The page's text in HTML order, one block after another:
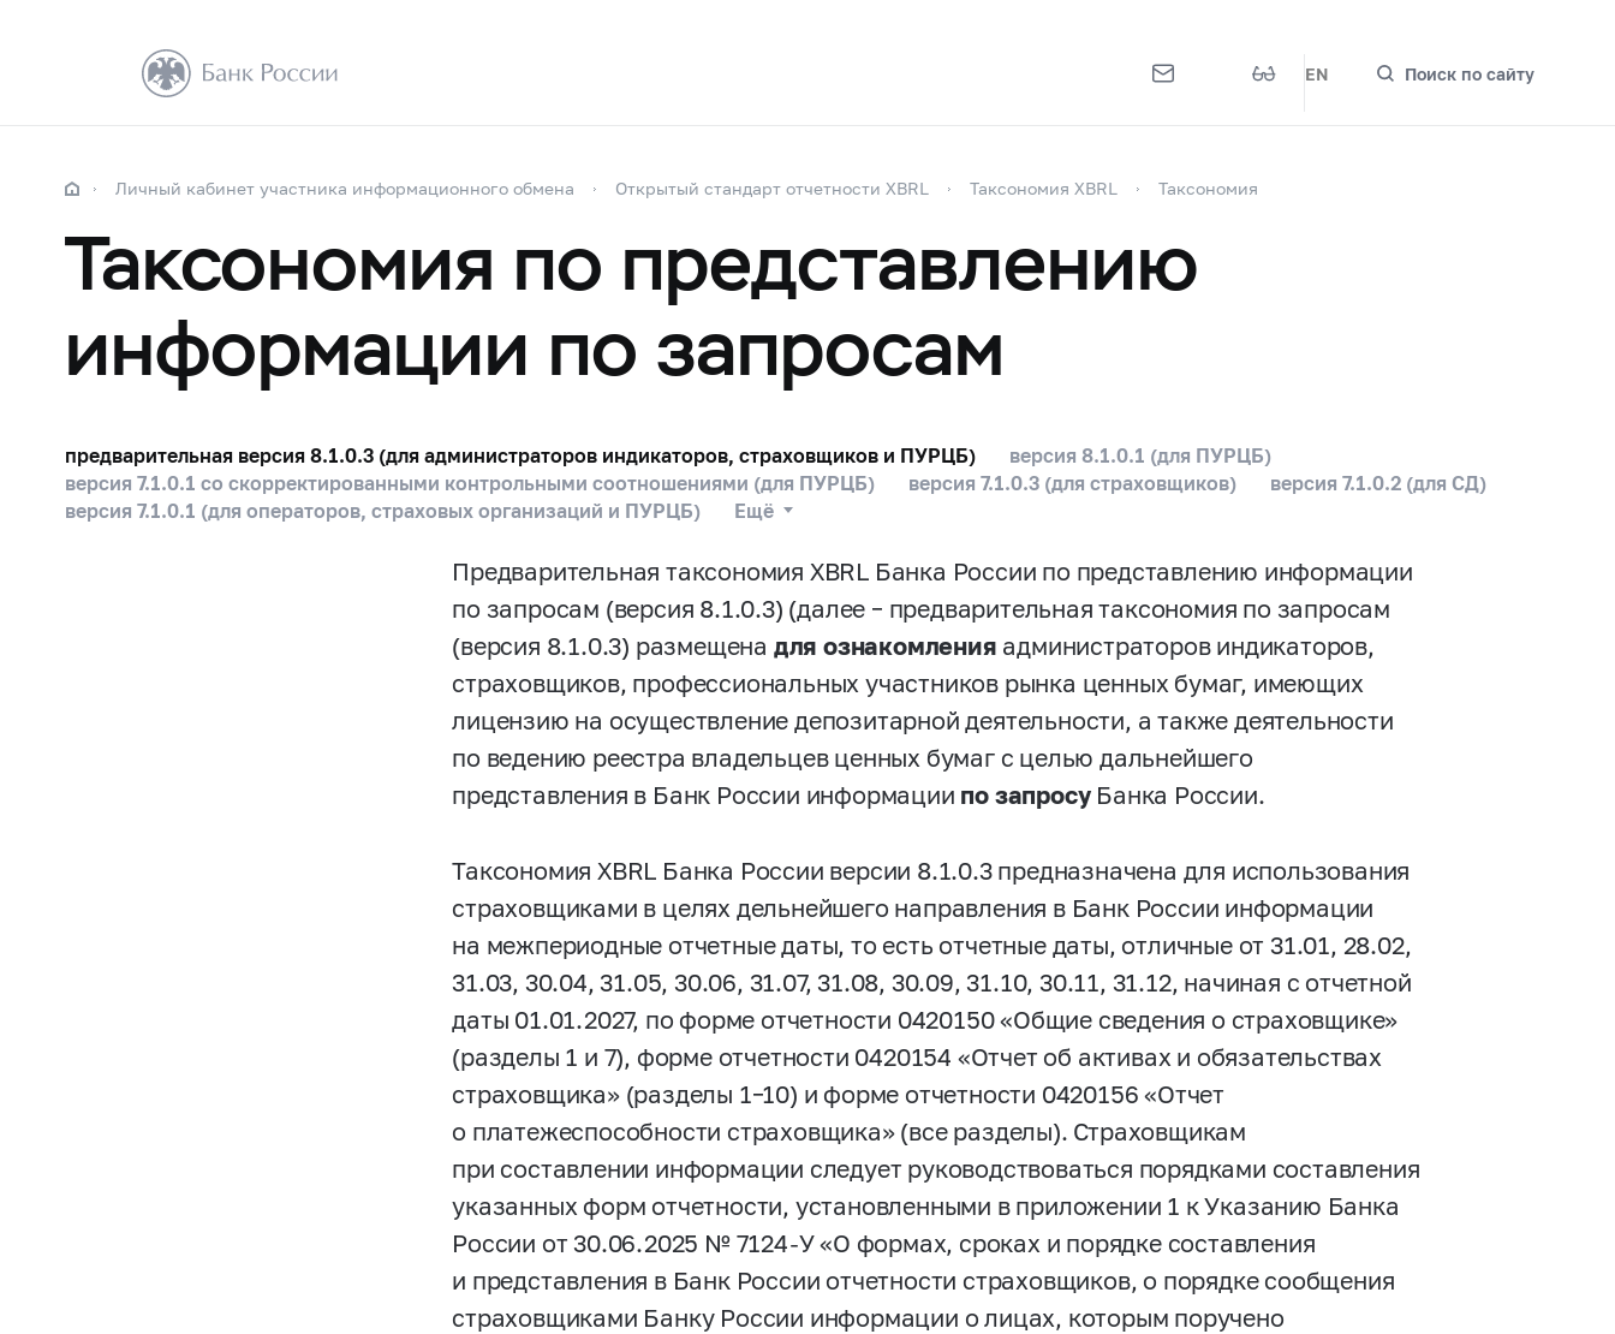
EN Поиск по сайту
Личный кабинет участника информационного обмена Открытый стандарт отчетности XBRL Таксономия XBRL Таксономия
Таксономия по представлению
информации по запросам
предварительная версия 8.1.0.3 (для администраторов индикаторов, страховщиков и ПУРЦБ)
версия 8.1.0.1 (для ПУРЦБ)
версия 7.1.0.1 со скорректированными контрольными соотношениями (для ПУРЦБ)
версия 7.1.0.3 (для страховщиков)
версия 7.1.0.2 (для СД)
версия 7.1.0.1 (для операторов, страховых организаций и ПУРЦБ)
Ещё
Предварительная таксономия XBRL Банка России по представлению информации
по запросам (версия 8.1.0.3) (далее – предварительная таксономия по запросам
(версия 8.1.0.3) размещена для ознакомления администраторов индикаторов,
страховщиков, профессиональных участников рынка ценных бумаг, имеющих
лицензию на осуществление депозитарной деятельности, а также деятельности
по ведению реестра владельцев ценных бумаг с целью дальнейшего
представления в Банк России информации по запросуБанка России.
Таксономия XBRL Банка России версии 8.1.0.3 предназначена для использования
страховщиками в целях дельнейшего направления в Банк России информации
на межпериодные отчетные даты, то есть отчетные даты, отличные от 31.01, 28.02,
31.03, 30.04, 31.05, 30.06, 31.07, 31.08, 30.09, 31.10, 30.11, 31.12, начиная с отчетной
даты 01.01.2027, по форме отчетности 0420150 «Общие сведения о страховщике»
(разделы 1 и 7), форме отчетности 0420154 «Отчет об активах и обязательствах
страховщика» (разделы 1–10) и форме отчетности 0420156 «Отчет
о платежеспособности страховщика» (все разделы). Страховщикам
при составлении информации следует руководствоваться порядками составления
указанных форм отчетности, установленными в приложении 1 к Указанию Банка
России от 30.06.2025 № 7124-У«О формах, сроках и порядке составления
и представления в Банк России отчетности страховщиков, о порядке сообщения
страховщиками Банку России информации о лицах, которым поручено